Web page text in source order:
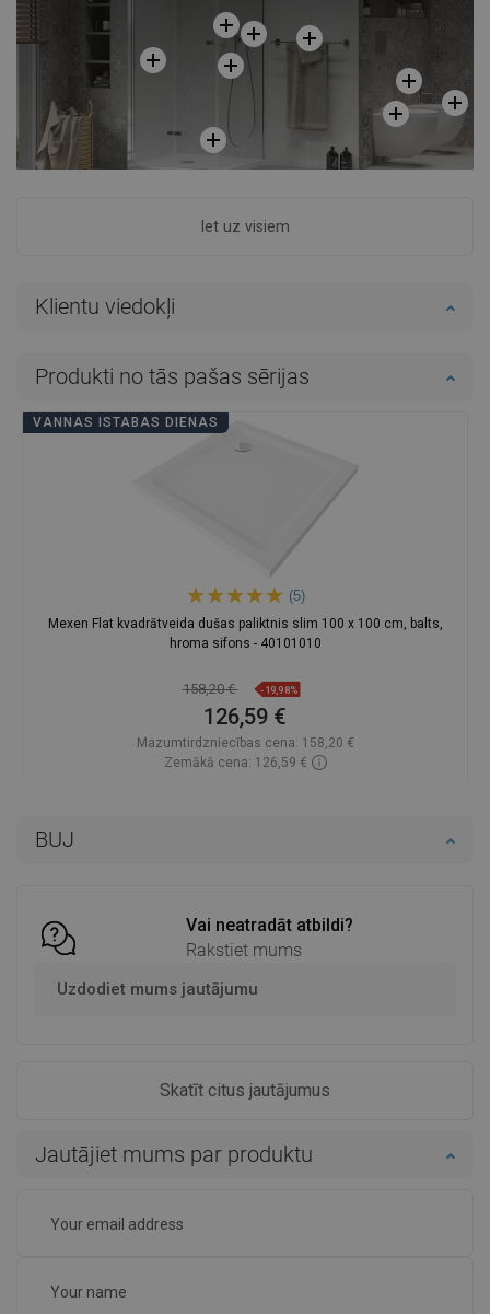
Iet uz visiem
BUJ
Vai neatradāt atbildi?
Rakstiet mums
Uzdodiet mums jautājumu
Skatīt citus jautājumus
Klientu viedokļi
Jautājiet mums par produktu
Produkti no tās pašas sērijas
VANNAS ISTABAS DIENAS
(5)
Mexen Flat kvadrātveida dušas paliktnis slim 100 x 100 cm, balts,
hroma sifons - 40101010
158,20 € -19,98%
126,59 €
Mazumtirdzniecības cena: 158,20 €
Zemākā cena: 126,59 €